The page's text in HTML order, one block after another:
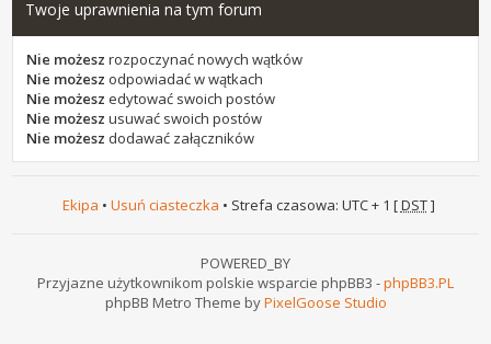
Twoje uprawnienia na tym forum
Nie możesz rozpoczynać nowych wątków
Nie możesz odpowiadać w wątkach
Nie możesz edytować swoich postów
Nie możesz usuwać swoich postów
Nie możesz dodawać załączników
Ekipa • Usuń ciasteczka • Strefa czasowa: UTC + 1 [DST]
POWERED_BY
Przyjazne użytkownikom polskie wsparcie phpBB3 -phpBB3.PL
phpBB Metro Theme byPixelGoose Studio